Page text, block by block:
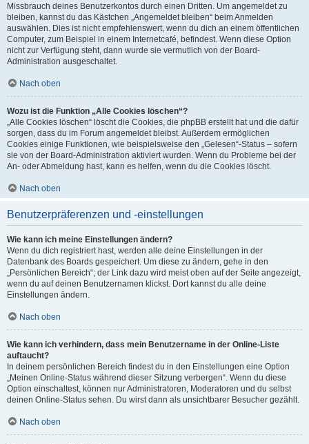
Missbrauch deines Benutzerkontos durch einen Dritten. Um angemeldet zu
bleiben, kannst du das Kästchen „Angemeldet bleiben“ beim Anmelden
auswählen. Dies ist nicht empfehlenswert, wenn du dich an einem öffentlichen
Computer, zum Beispiel in einem Internetcafé, befindest. Wenn diese Option
nicht zur Verfügung steht, dann wurde sie vermutlich von der Board-
Administration ausgeschaltet.
Nach oben
Wozu ist die Funktion „Alle Cookies löschen“?
„Alle Cookies löschen“ löscht die Cookies, die phpBB erstellt hat und die dafür
sorgen, dass du im Forum angemeldet bleibst. Außerdem ermöglichen
Cookies einige Funktionen, wie beispielsweise den „Gelesen“-Status – sofern
sie von der Board-Administration aktiviert wurden. Wenn du Probleme bei der
An- oder Abmeldung hast, kann es helfen, wenn du die Cookies löscht.
Nach oben
Benutzerpräferenzen und -einstellungen
Wie kann ich meine Einstellungen ändern?
Wenn du dich registriert hast, werden alle deine Einstellungen in der
Datenbank des Boards gespeichert. Um diese zu ändern, gehe in den
„Persönlichen Bereich“; der Link dazu wird meist oben auf der Seite angezeigt,
wenn du auf deinen Benutzernamen klickst. Dort kannst du alle deine
Einstellungen ändern.
Nach oben
Wie kann ich verhindern, dass mein Benutzername in der Online-Liste
auftaucht?
In deinem persönlichen Bereich findest du in den Einstellungen eine Option
„Meinen Online-Status während dieser Sitzung verbergen“. Wenn du diese
Option einschaltest, können nur Administratoren, Moderatoren und du selbst
deinen Online-Status sehen. Du wirst dann als unsichtbarer Besucher gezählt.
Nach oben